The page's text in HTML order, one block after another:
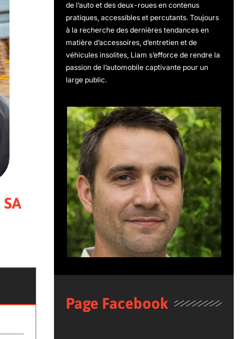
de l’auto et des deux-roues en contenus
pratiques, accessibles et percutants. Toujours
à la recherche des dernières tendances en
matière d’accessoires, d’entretien et de
véhicules insolites, Liam s’efforce de rendre la
passion de l’automobile captivante pour un
large public.
Page Facebook